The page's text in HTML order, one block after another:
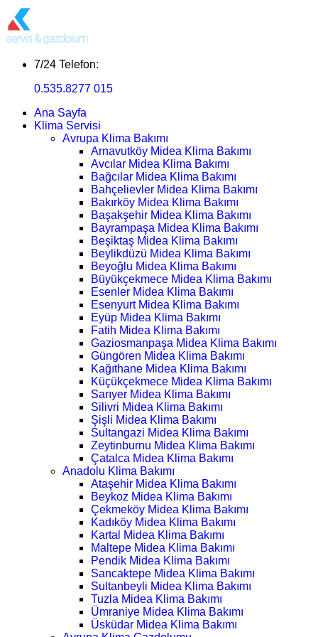
7/24 Telefon:
0.535.8277 015
Ana Sayfa
Klima Servisi
Avrupa Klima Bakımı
Arnavutköy Midea Klima Bakımı
Avcılar Midea Klima Bakımı
Bağcılar Midea Klima Bakımı
Bahçelievler Midea Klima Bakımı
Bakırköy Midea Klima Bakımı
Başakşehir Midea Klima Bakımı
Bayrampaşa Midea Klima Bakımı
Beşiktaş Midea Klima Bakımı
Beylikdüzü Midea Klima Bakımı
Beyoğlu Midea Klima Bakımı
Büyükçekmece Midea Klima Bakımı
Esenler Midea Klima Bakımı
Esenyurt Midea Klima Bakımı
Eyüp Midea Klima Bakımı
Fatih Midea Klima Bakımı
Gaziosmanpaşa Midea Klima Bakımı
Güngören Midea Klima Bakımı
Kağıthane Midea Klima Bakımı
Küçükçekmece Midea Klima Bakımı
Sarıyer Midea Klima Bakımı
Silivri Midea Klima Bakımı
Şişli Midea Klima Bakımı
Sultangazi Midea Klima Bakımı
Zeytinburnu Midea Klima Bakımı
Çatalca Midea Klima Bakımı
Anadolu Klima Bakımı
Ataşehir Midea Klima Bakımı
Beykoz Midea Klima Bakımı
Çekmeköy Midea Klima Bakımı
Kadıköy Midea Klima Bakımı
Kartal Midea Klima Bakımı
Maltepe Midea Klima Bakımı
Pendik Midea Klima Bakımı
Sancaktepe Midea Klima Bakımı
Sultanbeyli Midea Klima Bakımı
Tuzla Midea Klima Bakımı
Ümraniye Midea Klima Bakımı
Üsküdar Midea Klima Bakımı